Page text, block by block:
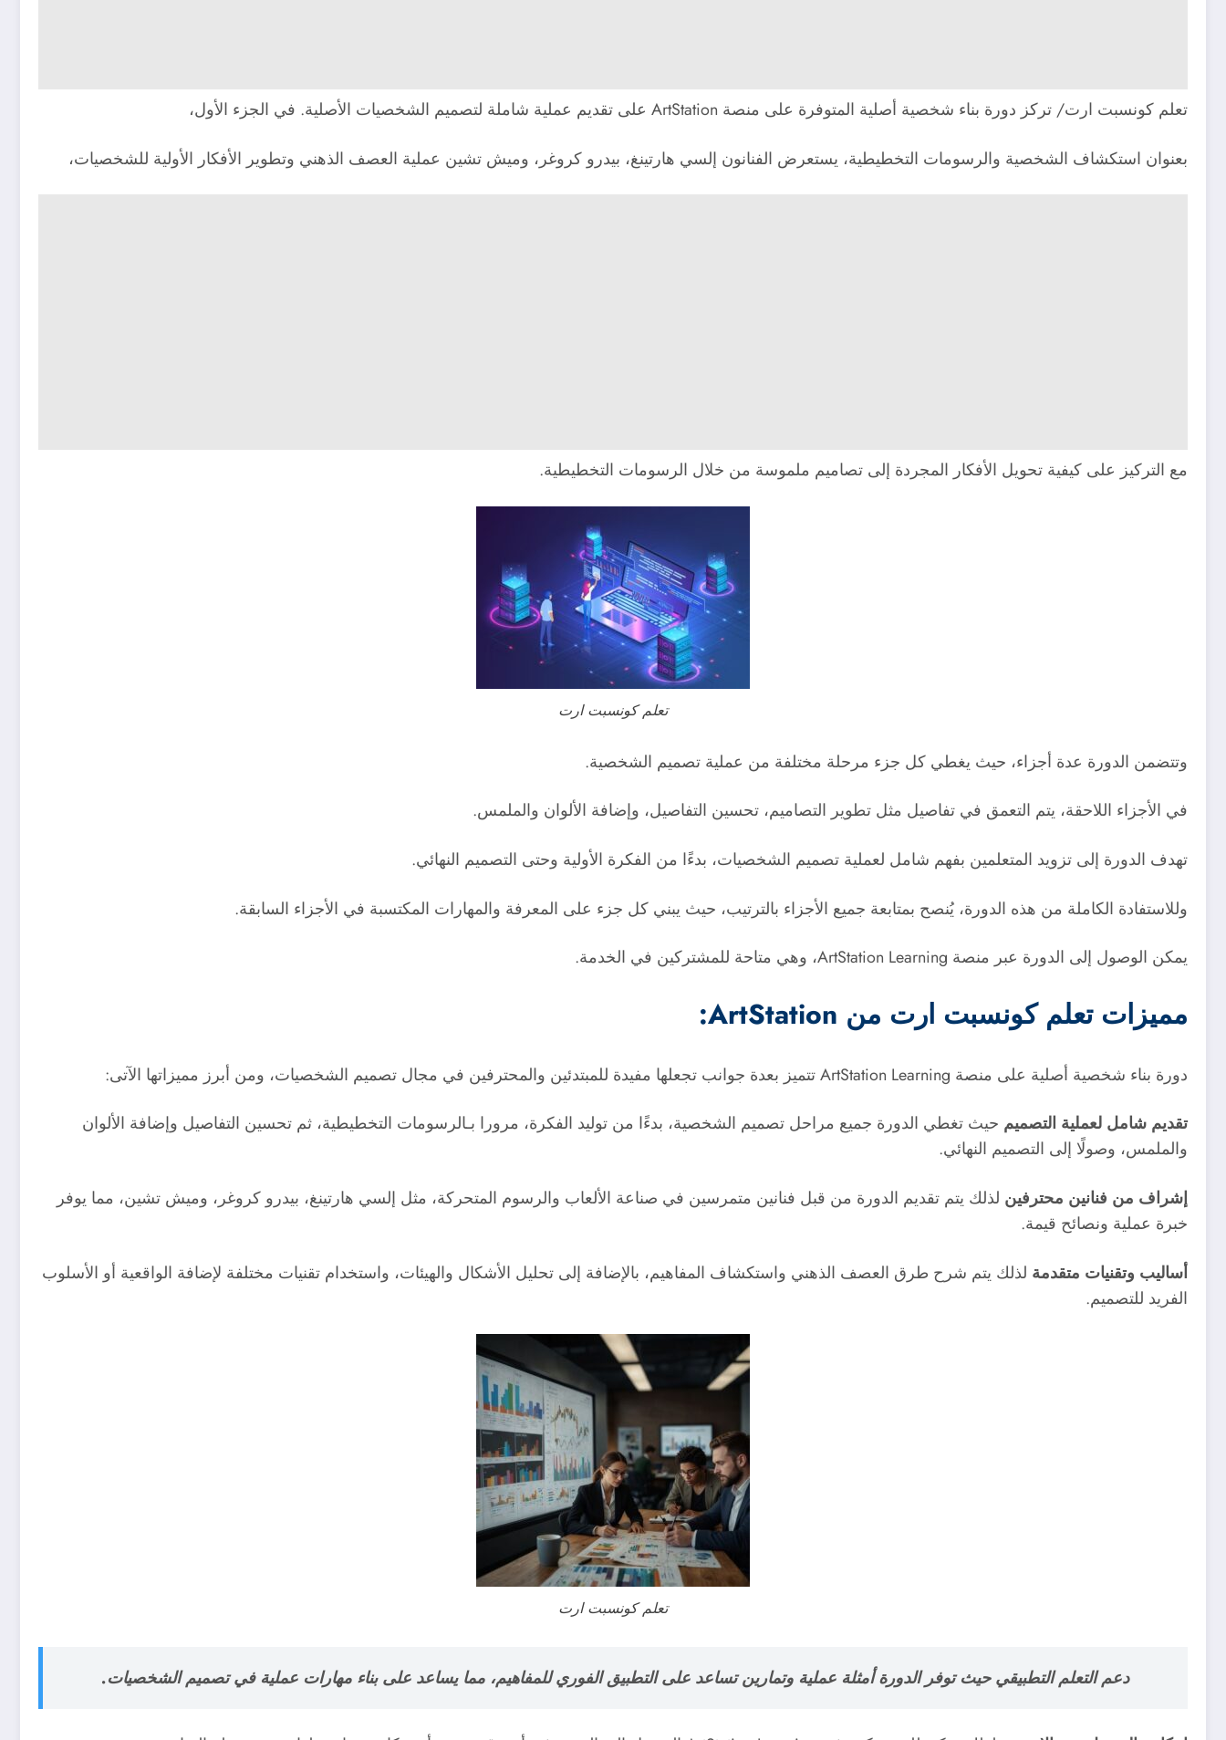
تعلم كونسبت ارت/ تركز دورة بناء شخصية أصلية المتوفرة على منصة ArtStation على تقديم عملية شاملة لتصميم الشخصيات الأصلية. في الجزء الأول،
بعنوان استكشاف الشخصية والرسومات التخطيطية، يستعرض الفنانون إلسي هارتينغ، بيدرو كروغر، وميش تشين عملية العصف الذهني وتطوير الأفكار الأولية للشخصيات،
مع التركيز على كيفية تحويل الأفكار المجردة إلى تصاميم ملموسة من خلال الرسومات التخطيطية.
تعلم كونسبت ارت
وتتضمن الدورة عدة أجزاء، حيث يغطي كل جزء مرحلة مختلفة من عملية تصميم الشخصية.
في الأجزاء اللاحقة، يتم التعمق في تفاصيل مثل تطوير التصاميم، تحسين التفاصيل، وإضافة الألوان والملمس.
تهدف الدورة إلى تزويد المتعلمين بفهم شامل لعملية تصميم الشخصيات، بدءًا من الفكرة الأولية وحتى التصميم النهائي.
وللاستفادة الكاملة من هذه الدورة، يُنصح بمتابعة جميع الأجزاء بالترتيب، حيث يبني كل جزء على المعرفة والمهارات المكتسبة في الأجزاء السابقة.
يمكن الوصول إلى الدورة عبر منصة ArtStation Learning، وهي متاحة للمشتركين في الخدمة.
مميزات تعلم كونسبت ارت من ArtStation:
دورة بناء شخصية أصلية على منصة ArtStation Learning تتميز بعدة جوانب تجعلها مفيدة للمبتدئين والمحترفين في مجال تصميم الشخصيات، ومن أبرز مميزاتها الآتى:
تقديم شامل لعملية التصميم حيث تغطي الدورة جميع مراحل تصميم الشخصية، بدءًا من توليد الفكرة، مرورا بـالرسومات التخطيطية، ثم تحسين التفاصيل وإضافة الألوان
والملمس، وصولًا إلى التصميم النهائي.
إشراف من فنانين محترفين لذلك يتم تقديم الدورة من قبل فنانين متمرسين في صناعة الألعاب والرسوم المتحركة، مثل إلسي هارتينغ، بيدرو كروغر، وميش تشين، مما يوفر
خبرة عملية ونصائح قيمة.
أساليب وتقنيات متقدمة لذلك يتم شرح طرق العصف الذهني واستكشاف المفاهيم، بالإضافة إلى تحليل الأشكال والهيئات، واستخدام تقنيات مختلفة لإضافة الواقعية أو الأسلوب
الفريد للتصميم.
تعلم كونسبت ارت
دعم التعلم التطبيقيحيث توفر الدورة أمثلة عملية وتمارين تساعد على التطبيق الفوري للمفاهيم، مما يساعد على بناء مهارات عملية في تصميم الشخصيات.